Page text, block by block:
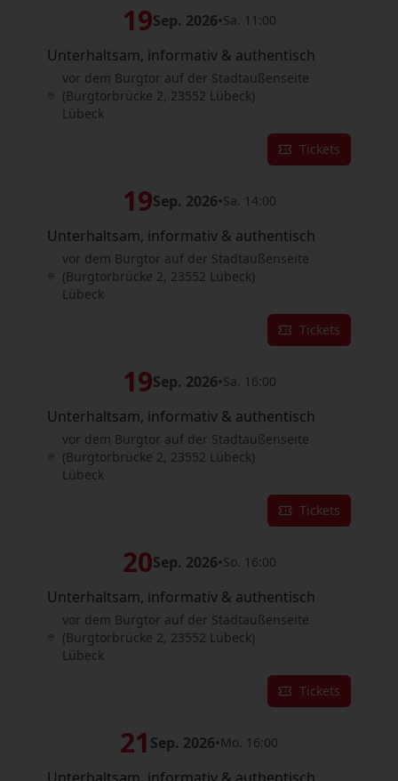
19Sep. 2026•Sa. 11:00
Unterhaltsam, informativ & authentisch
vor dem Burgtor auf der Stadtaußenseite
(Burgtorbrücke 2, 23552 Lübeck)
Lübeck
Tickets
19Sep. 2026•Sa. 14:00
Unterhaltsam, informativ & authentisch
vor dem Burgtor auf der Stadtaußenseite
(Burgtorbrücke 2, 23552 Lübeck)
Lübeck
Tickets
19Sep. 2026•Sa. 16:00
Unterhaltsam, informativ & authentisch
vor dem Burgtor auf der Stadtaußenseite
(Burgtorbrücke 2, 23552 Lübeck)
Lübeck
Tickets
20Sep. 2026•So. 16:00
Unterhaltsam, informativ & authentisch
vor dem Burgtor auf der Stadtaußenseite
(Burgtorbrücke 2, 23552 Lübeck)
Lübeck
Tickets
21 Sep. 2026•Mo. 16:00